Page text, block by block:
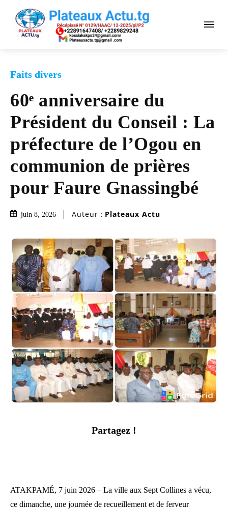
Faits divers
60ᵉ anniversaire du
Président du Conseil : La
préfecture de l’Ogou en
communion de prières
pour Faure Gnassingbé
juin 8, 2026 Auteur : Plateaux Actu
Partagez !
ATAKPAMÉ, 7 juin 2026 – La ville aux Sept Collines a vécu,
ce dimanche, une journée de recueillement et de ferveur